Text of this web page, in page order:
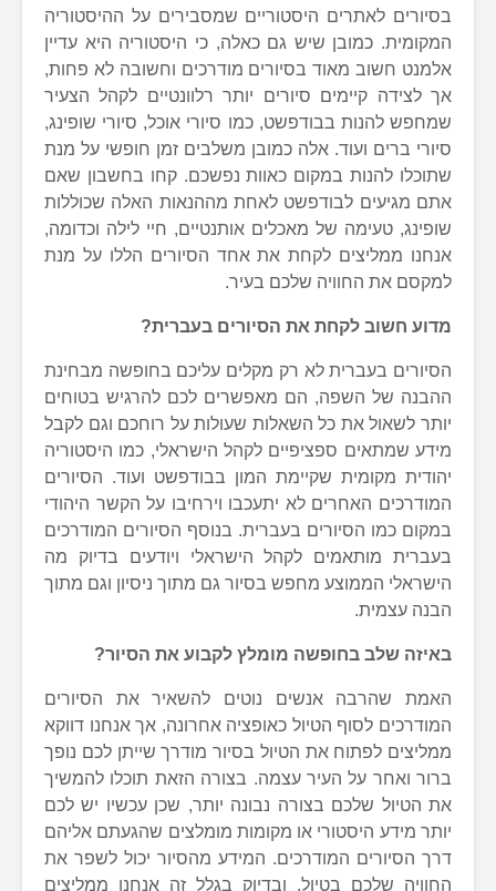
בסיורים לאתרים היסטוריים שמסבירים על ההיסטוריה
המקומית. כמובן שיש גם כאלה, כי היסטוריה היא עדיין
אלמנט חשוב מאוד בסיורים מודרכים וחשובה לא פחות,
אך לצידה קיימים סיורים יותר רלוונטיים לקהל הצעיר
שמחפש להנות בבודפשט, כמו סיורי אוכל, סיורי שופינג,
סיורי ברים ועוד. אלה כמובן משלבים זמן חופשי על מנת
שתוכלו להנות במקום כאוות נפשכם. קחו בחשבון שאם
אתם מגיעים לבודפשט לאחת מההנאות האלה שכוללות
שופינג, טעימה של מאכלים אותנטיים, חיי לילה וכדומה,
אנחנו ממליצים לקחת את אחד הסיורים הללו על מנת
למקסם את החוויה שלכם בעיר.
מדוע חשוב לקחת את הסיורים בעברית?
הסיורים בעברית לא רק מקלים עליכם בחופשה מבחינת
ההבנה של השפה, הם מאפשרים לכם להרגיש בטוחים
יותר לשאול את כל השאלות שעולות על רוחכם וגם לקבל
מידע שמתאים ספציפיים לקהל הישראלי, כמו היסטוריה
יהודית מקומית שקיימת המון בבודפשט ועוד. הסיורים
המודרכים האחרים לא יתעכבו וירחיבו על הקשר היהודי
במקום כמו הסיורים בעברית. בנוסף הסיורים המודרכים
בעברית מותאמים לקהל הישראלי ויודעים בדיוק מה
הישראלי הממוצע מחפש בסיור גם מתוך ניסיון וגם מתוך
הבנה עצמית.
באיזה שלב בחופשה מומלץ לקבוע את הסיור?
האמת שהרבה אנשים נוטים להשאיר את הסיורים
המודרכים לסוף הטיול כאופציה אחרונה, אך אנחנו דווקא
ממליצים לפתוח את הטיול בסיור מודרך שייתן לכם נופך
ברור ואחר על העיר עצמה. בצורה הזאת תוכלו להמשיך
את הטיול שלכם בצורה נבונה יותר, שכן עכשיו יש לכם
יותר מידע היסטורי או מקומות מומלצים שהגעתם אליהם
דרך הסיורים המודרכים. המידע מהסיור יכול לשפר את
החוויה שלכם בטיול, ובדיוק בגלל זה אנחנו ממליצים